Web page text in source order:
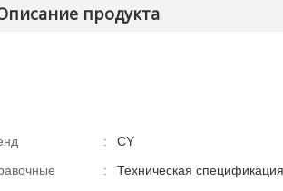
продукта
:
CY
: Техническая спецификация